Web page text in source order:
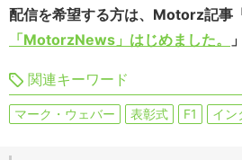
配信を希望する方は、Motorz記事
「MotorzNews」はじめました。
関連キーワード
マーク・ウェバー 表彰式 F1 イン